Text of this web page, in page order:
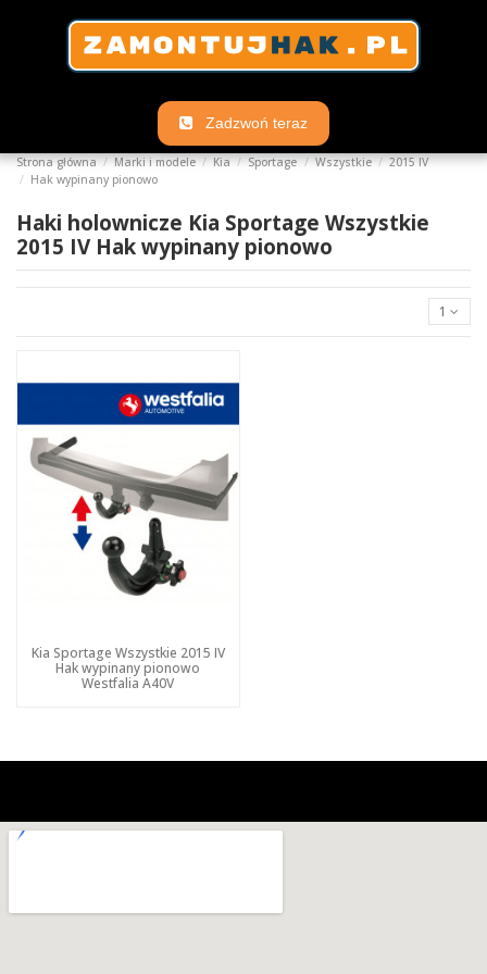
Zadzwoń teraz
Strona główna Marki i modele Kia Sportage Wszystkie
2015 IV
Hak wypinany pionowo
Haki holownicze Kia Sportage Wszystkie
2015 IV Hak wypinany pionowo
1
Kia Sportage Wszystkie 2015 IV
Hak wypinany pionowo
Westfalia A40V